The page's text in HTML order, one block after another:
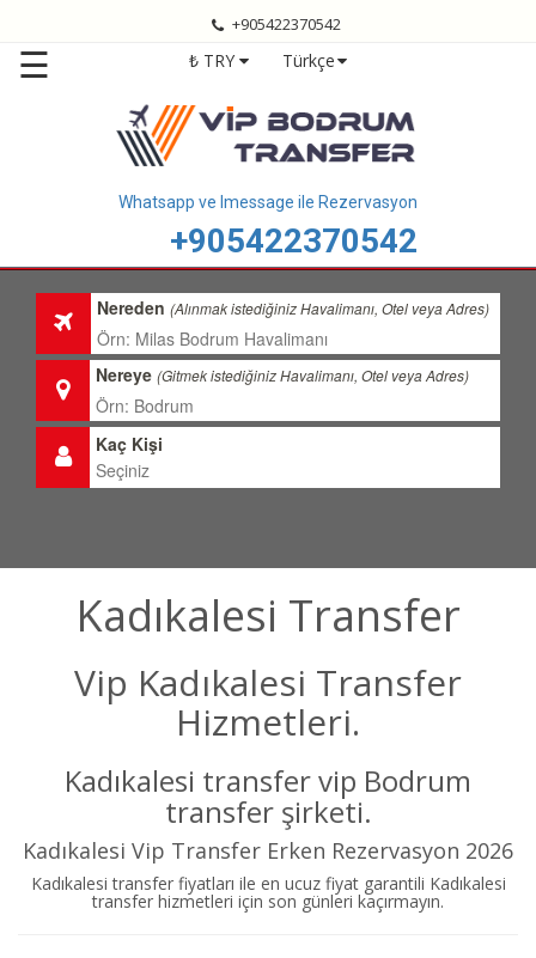
Bodrum
Transfer
Fiyatları
Transfer
Bölgelerimiz
Hizmetlerimiz
Hakkımızda
+905422370542
☰ ₺ TRY Türkçe
Whatsapp ve Imessage ile Rezervasyon
+905422370542
Nereden(Alınmak istediğiniz Havalimanı, Otel veya Adres)
Nereye(Gitmek istediğiniz Havalimanı, Otel veya Adres)
Kaç Kişi
Kadıkalesi Transfer
Vip Kadıkalesi Transfer
Hizmetleri.
Kadıkalesi transfer vip Bodrum
transfer şirketi.
Kadıkalesi Vip Transfer Erken Rezervasyon 2026
Kadıkalesi transfer fiyatları ile en ucuz fiyat garantili Kadıkalesi
transfer hizmetleri için son günleri kaçırmayın.